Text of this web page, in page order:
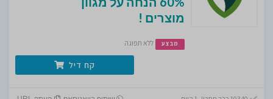
מוצרים !
מבצע ללא תפוגה
קח דיל